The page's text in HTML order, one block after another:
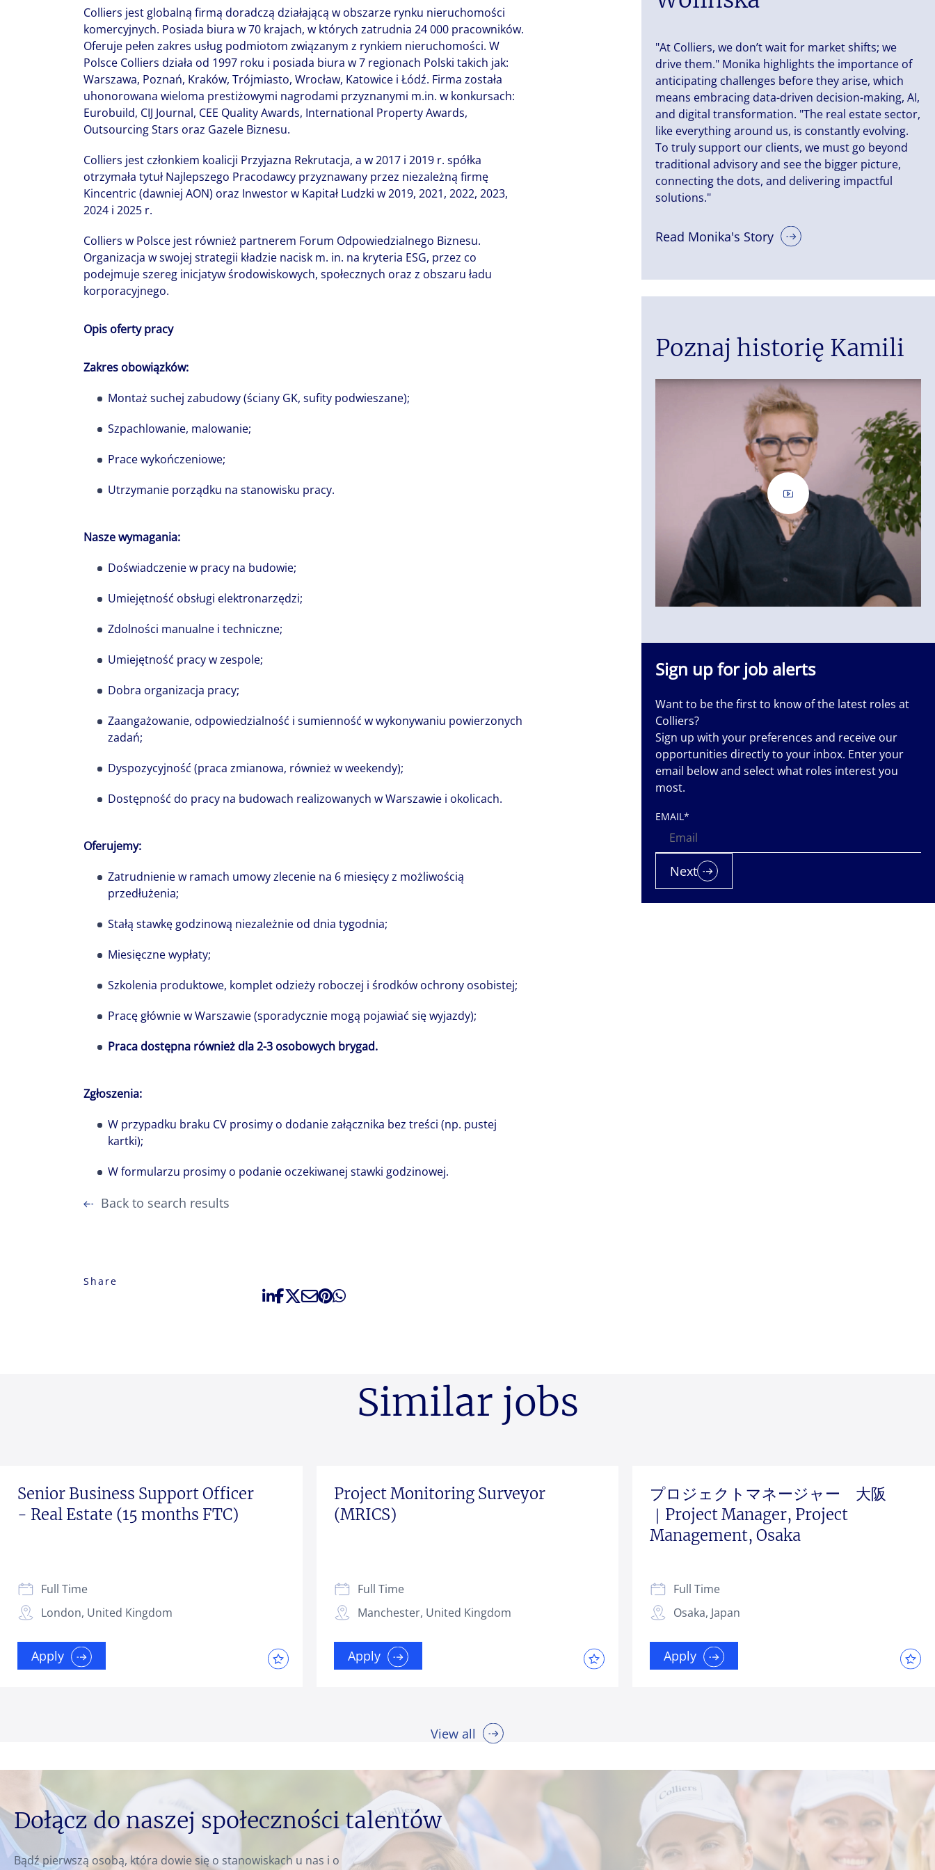
Colliers jest globalną firmą doradczą działającą w obszarze rynku nieruchomości
komercyjnych. Posiada biura w 70 krajach, w których zatrudnia 24 000 pracowników.
Oferuje pełen zakres usług podmiotom związanym z rynkiem nieruchomości. W
Polsce Colliers działa od 1997 roku i posiada biura w 7 regionach Polski takich jak:
Warszawa, Poznań, Kraków, Trójmiasto, Wrocław, Katowice i Łódź. Firma została
uhonorowana wieloma prestiżowymi nagrodami przyznanymi m.in. w konkursach:
Eurobuild, CIJ Journal, CEE Quality Awards, International Property Awards,
Outsourcing Stars oraz Gazele Biznesu.
Colliers jest członkiem koalicji Przyjazna Rekrutacja, a w 2017 i 2019 r. spółka
otrzymała tytuł Najlepszego Pracodawcy przyznawany przez niezależną firmę
Kincentric (dawniej AON) oraz Inwestor w Kapitał Ludzki w 2019, 2021, 2022, 2023,
2024 i 2025 r.
Colliers w Polsce jest również partnerem Forum Odpowiedzialnego Biznesu.
Organizacja w swojej strategii kładzie nacisk m. in. na kryteria ESG, przez co
podejmuje szereg inicjatyw środowiskowych, społecznych oraz z obszaru ładu
korporacyjnego.
Opis oferty pracy
Zakres obowiązków:
Montaż suchej zabudowy (ściany GK, sufity podwieszane);
Szpachlowanie, malowanie;
Prace wykończeniowe;
Utrzymanie porządku na stanowisku pracy.
Nasze wymagania:
Doświadczenie w pracy na budowie;
Umiejętność obsługi elektronarzędzi;
Zdolności manualne i techniczne;
Umiejętność pracy w zespole;
Dobra organizacja pracy;
Zaangażowanie, odpowiedzialność i sumienność w wykonywaniu powierzonych
zadań;
Dyspozycyjność (praca zmianowa, również w weekendy);
Dostępność do pracy na budowach realizowanych w Warszawie i okolicach.
Oferujemy:
Zatrudnienie w ramach umowy zlecenie na 6 miesięcy z możliwością
przedłużenia;
Stałą stawkę godzinową niezależnie od dnia tygodnia;
Miesięczne wypłaty;
Szkolenia produktowe, komplet odzieży roboczej i środków ochrony osobistej;
Pracę głównie w Warszawie (sporadycznie mogą pojawiać się wyjazdy);
Praca dostępna również dla 2-3 osobowych brygad.
Zgłoszenia:
W przypadku braku CV prosimy o dodanie załącznika bez treści (np. pustej
kartki);
W formularzu prosimy o podanie oczekiwanej stawki godzinowej.
Back to search results
Share
"At Colliers, we don’t wait for market shifts; we
drive them." Monika highlights the importance of
anticipating challenges before they arise, which
means embracing data-driven decision-making, AI,
and digital transformation. "The real estate sector,
like everything around us, is constantly evolving.
To truly support our clients, we must go beyond
traditional advisory and see the bigger picture,
connecting the dots, and delivering impactful
solutions."
Read Monika's Story
Poznaj historię Kamili
bogactwo i stoją za sukcesem każdej firmy. Niezwykła społeczność
Colliers to niemal pół tysiąca osób pełnych pasji i zaangażowania.
Każdy wnosi do firmy swoją niepowtarzalną osobowość, talenty i
historię, a razem tworzymy, komplementarną, różnorodną, pełną
potencjału całość i wspólnie piszemy jej nowe rozdziały, kształtując
Sign up for job alerts
Want to be the first to know of the latest roles at
Colliers?
Sign up with your preferences and receive our
opportunities directly to your inbox. Enter your
email below and select what roles interest you
most.
EMAIL*
Next
Similar jobs
Senior Business Support Officer
- Real Estate (15 months FTC)
London, United Kingdom
Full Time
Apply
Project Monitoring Surveyor
(MRICS)
Manchester, United Kingdom
Full Time
Apply
プロジェクトマネージャー 大阪
｜Project Manager, Project
Management, Osaka
Osaka, Japan
Full Time
Apply
View all
Dołącz do naszej społeczności talentów
Bądź pierwszą osobą, która dowie się o stanowiskach u nas i o